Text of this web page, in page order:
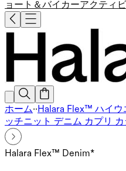
ョート＆バイカーアクティ
ホーム··Halara Flex™ ハイウ
ッチニット デニム カプリ
Halara Flex™ Denim*